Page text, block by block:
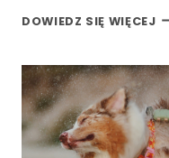
DOWIEDZ SIĘ WIĘCEJ